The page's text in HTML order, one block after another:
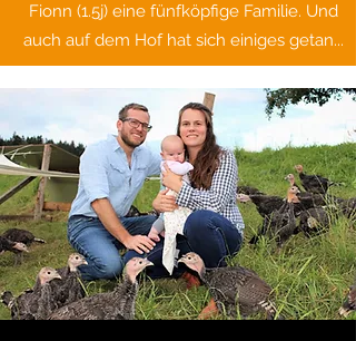
Fionn (1.5j) eine fünfköpfige Familie. Und
auch auf dem Hof hat sich einiges getan...